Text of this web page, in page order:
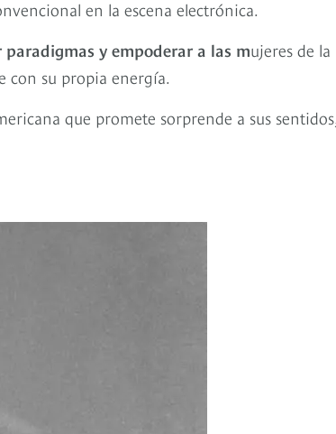
en la escena electrónica.
y empoderar a las mujeres de la
con su propia energía.
que promete sorprende a sus